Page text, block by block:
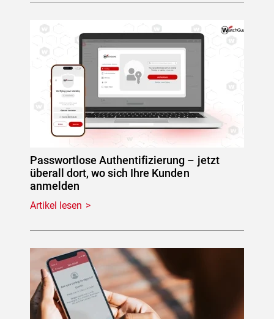
Passwortlose Authentifizierung – jetzt
überall dort, wo sich Ihre Kunden
anmelden
Artikel lesen